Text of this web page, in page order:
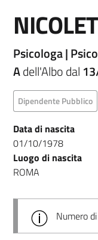
Psicologa |
Adell'Albo dal
Dipendente Pubblico
Data di nascita
01/10/1978
Luogo di nascita
ROMA
Numero